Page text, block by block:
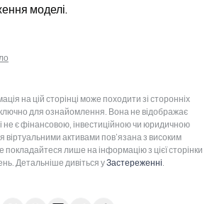
моделі.
на цій сторінці може походити зі сторонніх
для ознайомлення. Вона не відображає
не є фінансовою, інвестиційною чи юридичною
віртуальними активами пов’язана з високим
покладайтеся лише на інформацію з цієї сторінки
Детальніше дивіться уЗастереженні.